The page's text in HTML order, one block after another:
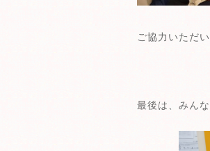
ご協力いただ
最後は、みん